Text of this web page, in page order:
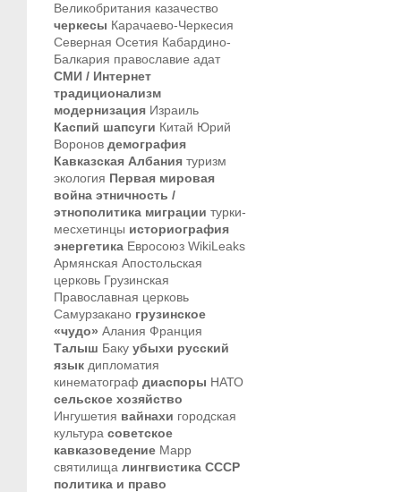
Великобритания казачество
черкесы Карачаево-Черкесия
Северная Осетия Кабардино-
Балкария православие адат
СМИ / Интернет
традиционализм
модернизация Израиль
Каспий шапсуги Китай Юрий
Воронов демография
Кавказская Албания туризм
экология Первая мировая
война этничность /
этнополитика миграции турки-
месхетинцы историография
энергетика Евросоюз WikiLeaks
Армянская Апостольская
церковь Грузинская
Православная церковь
Самурзакано грузинское
«чудо» Алания Франция
Талыш Баку убыхи русский
язык дипломатия
кинематограф диаспоры НАТО
сельское хозяйство
Ингушетия вайнахи городская
культура советское
кавказоведение Марр
святилища лингвистика СССР
политика и право